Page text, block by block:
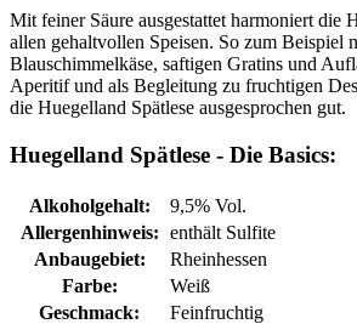
Mit feiner Säure ausgestattet harmoniert die
allen gehaltvollen Speisen. So zum Beispiel
Blauschimmelkäse, saftigen Gratins und
Aperitif und als Begleitung zu fruchtigen
die Huegelland Spätlese ausgesprochen gut.
Huegelland Spätlese - Die Basics:
Alkoholgehalt:
9,5% Vol.
Allergenhinweis: enthält Sulfite
Anbaugebiet:
Rheinhessen
Farbe:
Weiß
Geschmack:
Feinfruchtig